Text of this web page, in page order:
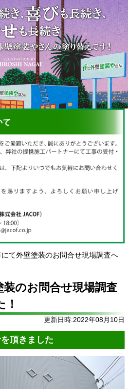
にて外壁塗装のお問合せ現場調査へ
装のお問合せ現場調査
更新日時:2022年08月10日
頂きました